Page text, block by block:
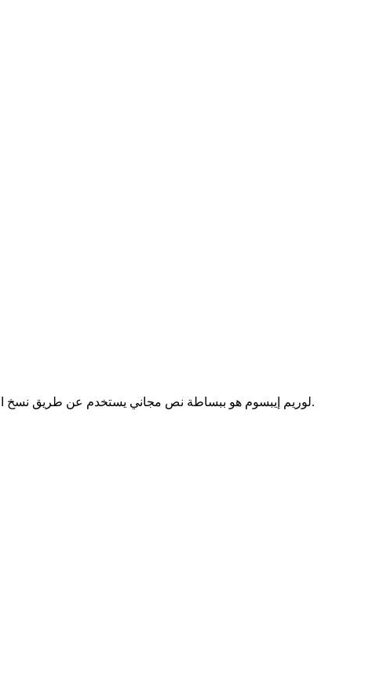
1 محسوب من قبل خدمات facdori ، لوريم إيبسوم هو ببساطة نص مجاني يستخدم عن طريق نسخ النسخ. ولا الألم نفسه على ذلك.